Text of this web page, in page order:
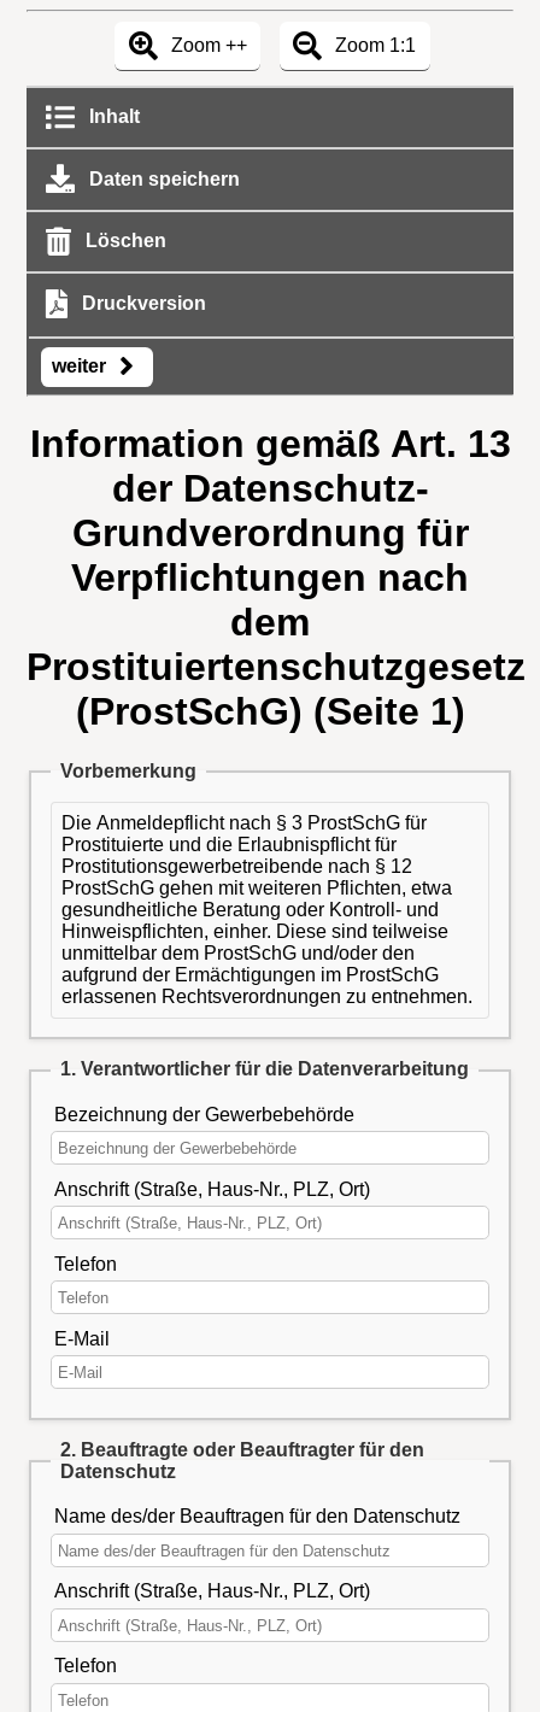
Zoom ++ Zoom 1:1
Inhalt
Daten speichern
Löschen
Druckversion
weiter
Information gemäß Art. 13
der Datenschutz-
Grundverordnung für
Verpflichtungen nach
dem
Prostituiertenschutzgesetz
(ProstSchG) (Seite 1)
Vorbemerkung
Die Anmeldepflicht nach § 3 ProstSchG für
Prostituierte und die Erlaubnispflicht für
Prostitutionsgewerbetreibende nach § 12
ProstSchG gehen mit weiteren Pflichten, etwa
gesundheitliche Beratung oder Kontroll- und
Hinweispflichten, einher. Diese sind teilweise
unmittelbar dem ProstSchG und/oder den
aufgrund der Ermächtigungen im ProstSchG
erlassenen Rechtsverordnungen zu entnehmen.
1. Verantwortlicher für die Datenverarbeitung
Bezeichnung der Gewerbebehörde
Anschrift (Straße, Haus-Nr., PLZ, Ort)
Telefon
E-Mail
2. Beauftragte oder Beauftragter für den
Datenschutz
Name des/der Beauftragen für den Datenschutz
Anschrift (Straße, Haus-Nr., PLZ, Ort)
Telefon